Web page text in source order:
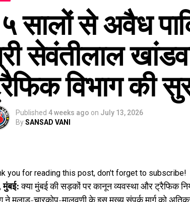
सालों से अवैध
सेवंतीलाल
विभाग की
Published 4 weeks ago on July 13, 2026
BySANSAD VANI
you for reading this post, don't forget to subscribe!
मुंबई:क्या मुंबई की सड़कों पर कानून व्यवस्था और ट्रैफिक